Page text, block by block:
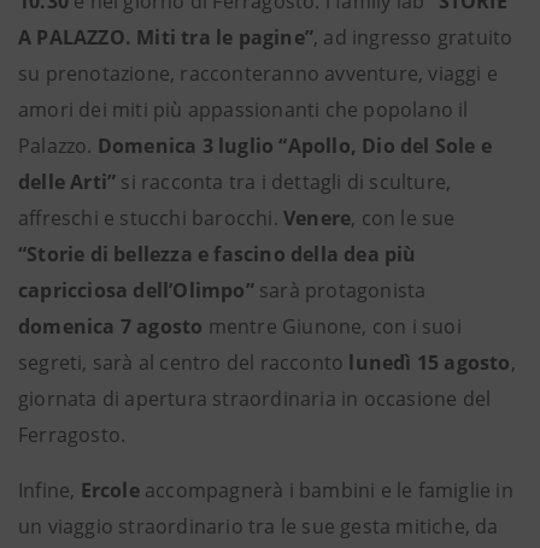
A PALAZZO. Miti tra le pagine”, ad ingresso gratuito
su prenotazione, racconteranno avventure, viaggi e
amori dei miti più appassionanti che popolano il
Palazzo. Domenica 3 luglio “Apollo, Dio del Sole e
delle Arti” si racconta tra i dettagli di sculture,
affreschi e stucchi barocchi. Venere, con le sue
“Storie di bellezza e fascino della dea più
capricciosa dell’Olimpo”sarà protagonista
domenica 7 agosto mentre Giunone, con i suoi
segreti, sarà al centro del racconto lunedì 15 agosto,
giornata di apertura straordinaria in occasione del
Ferragosto.
Infine, Ercoleaccompagnerà i bambini e le famiglie in
un viaggio straordinario tra le sue gesta mitiche, da